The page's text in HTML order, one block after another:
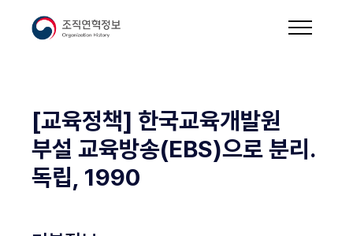
[교육정책] 한국교육개발원
부설 교육방송(EBS)으로 분리.
독립, 1990